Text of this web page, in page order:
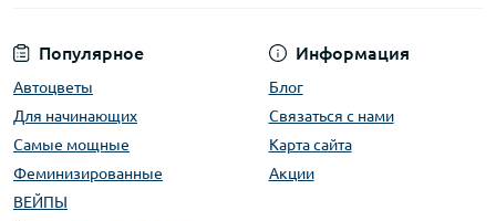
Популярное
Автоцветы
Для начинающих
Самые мощные
Феминизированные
ВЕЙПЫ
Информация
Блог
Связаться с нами
Карта сайта
Акции